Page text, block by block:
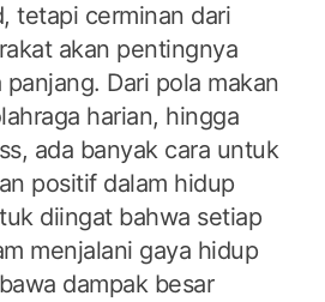
tetapi cerminan dari
akan pentingnya
Dari pola makan
harian, hingga
ada banyak cara untuk
positif dalam hidup
diingat bahwa setiap
menjalani gaya hidup
dampak besar